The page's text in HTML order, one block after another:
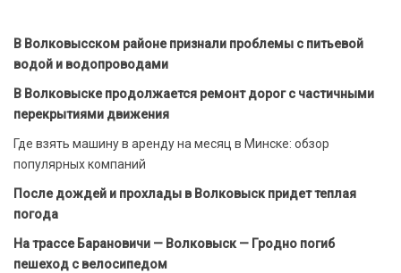
В Волковысском районе признали проблемы с питьевой
водой и водопроводами
В Волковыске продолжается ремонт дорог с частичными
перекрытиями движения
Где взять машину в аренду на месяц в Минске: обзор
популярных компаний
После дождей и прохлады в Волковыск придет теплая
погода
На трассе Барановичи — Волковыск — Гродно погиб
пешеход с велосипедом